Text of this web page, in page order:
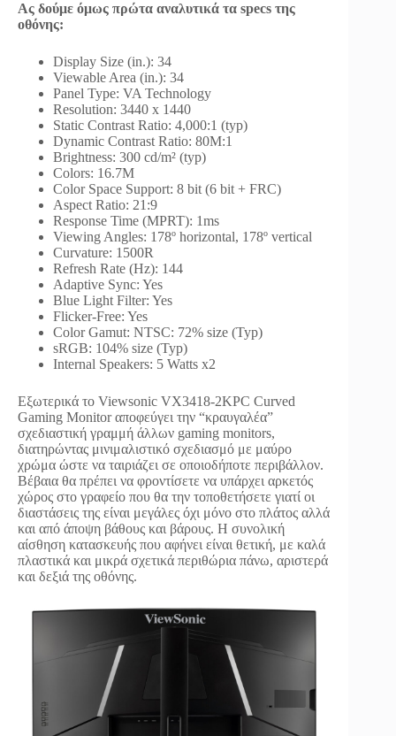
Ας δούμε όμως πρώτα αναλυτικά τα specs της
οθόνης:
Display Size (in.): 34
Viewable Area (in.): 34
Panel Type: VA Technology
Resolution: 3440 x 1440
Static Contrast Ratio: 4,000:1 (typ)
Dynamic Contrast Ratio: 80M:1
Brightness: 300 cd/m² (typ)
Colors: 16.7M
Color Space Support: 8 bit (6 bit + FRC)
Aspect Ratio: 21:9
Response Time (MPRT): 1ms
Viewing Angles: 178º horizontal, 178º vertical
Curvature: 1500R
Refresh Rate (Hz): 144
Adaptive Sync: Yes
Blue Light Filter: Yes
Flicker-Free: Yes
Color Gamut: NTSC: 72% size (Typ)
sRGB: 104% size (Typ)
Internal Speakers: 5 Watts x2
Εξωτερικά το Viewsonic VX3418-2KPC Curved
Gaming Monitor αποφεύγει την “κραυγαλέα”
σχεδιαστική γραμμή άλλων gaming monitors,
διατηρώντας μινιμαλιστικό σχεδιασμό με μαύρο
χρώμα ώστε να ταιριάζει σε οποιοδήποτε περιβάλλον.
Βέβαια θα πρέπει να φροντίσετε να υπάρχει αρκετός
χώρος στο γραφείο που θα την τοποθετήσετε γιατί οι
διαστάσεις της είναι μεγάλες όχι μόνο στο πλάτος αλλά
και από άποψη βάθους και βάρους. Η συνολική
αίσθηση κατασκευής που αφήνει είναι θετική, με καλά
πλαστικά και μικρά σχετικά περιθώρια πάνω, αριστερά
και δεξιά της οθόνης.